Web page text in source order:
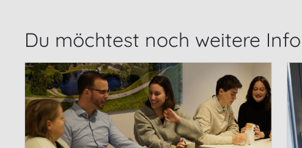
Du möchtest noch weitere